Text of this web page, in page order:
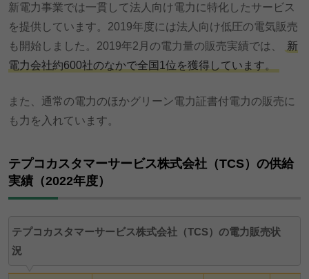
新電力事業では一貫して法人向け電力に特化したサービス
を提供しています。2019年度には法人向け低圧の電気販売
も開始しました。2019年2月の電力量の販売実績では、
新
電力会社約600社のなかで全国1位を獲得しています。
また、通常の電力のほかグリーン電力証書付電力の販売に
も力を入れています。
テプコカスタマーサービス株式会社（TCS）の供給
実績（2022年度）
テプコカスタマーサービス株式会社（TCS）の電力販売状
況